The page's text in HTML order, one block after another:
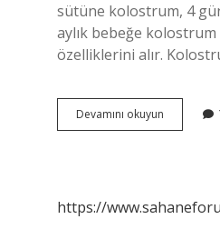
sütüne kolostrum, 4
aylık bebeğe
özelliklerini alır.
Devamını okuyun
Neden
https://